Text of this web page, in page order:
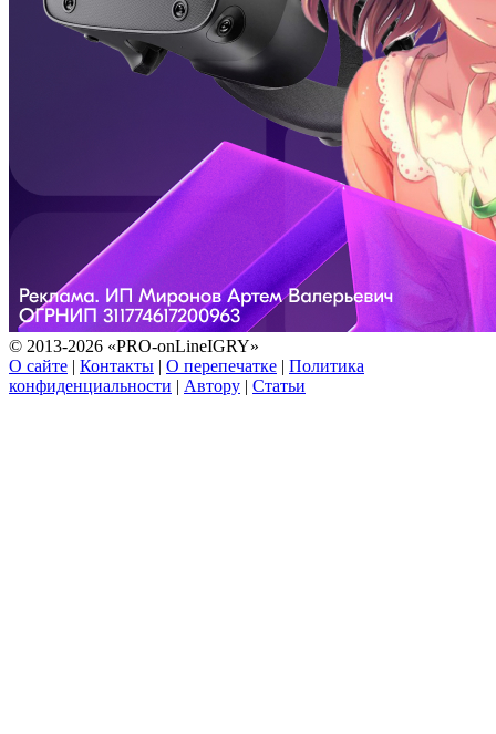
© 2013-2026 «PRO-onLineIGRY»
О сайте | Контакты | О перепечатке | Политика
конфиденциальности | Автору | Статьи